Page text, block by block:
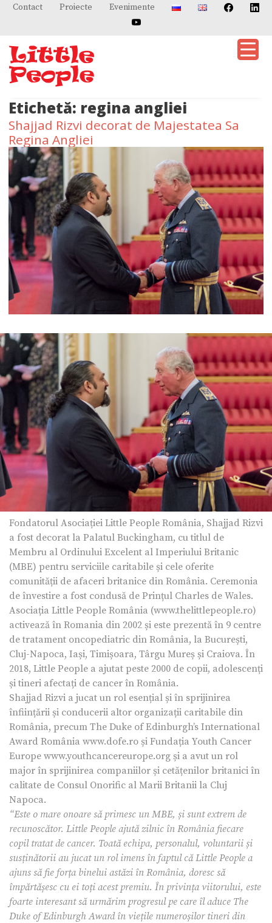
SkipContact Proiecte Evenimente
Etichetă: regina angliei
Shajjad Rizvi decorat de Majestatea Sa
Regina Angliei
Fondatorul Asociației Little People România, Shajjad Rizvi
a fost decorat la Palatul Buckingham, cu titlul de
Membru al Ordinului Excelent al Imperiului Britanic
(MBE) pentru serviciile caritabile și cele oferite
comunității de afaceri britanice din România. Ceremonia
de învestire a fost condusă de Prințul Charles de Wales.
Asociația Little People România (www.thelittlepeople.ro)
activează în Romania din 2002 și este prezentă în 9 centre
de tratament oncopediatric din România, la București,
Cluj-Napoca, Iași, Timișoara, Târgu Mureș și Craiova. În
2018, Little People a ajutat peste 2000 de copii, adolescenți
și tineri afectați de cancer în România.
Shajjad Rizvi a jucat un rol esențial și în sprijinirea
înființării și conducerii altor organizații caritabile din
România, precum The Duke of Edinburgh’s International
Award România www.dofe.ro și Fundația Youth Cancer
Europe www.youthcancereurope.org și a avut un rol
major în sprijinirea companiilor și cetățenilor britanici în
calitate de Consul Onorific al Marii Britanii la Cluj
Napoca.
“Este o mare onoare să primesc un MBE, și sunt extrem de
recunoscător. Little People ajută zilnic în România fiecare
copil tratat de cancer. Toată echipa, personalul, voluntarii și
susținătorii au jucat un rol imens în faptul că Little People a
ajuns să fie forța binelui astăzi în România, doresc să
împărtășesc cu ei toți acest premiu. În privința viitorului, este
foarte interesant să urmărim progresul pe care îl aduce The
Duke of Edinburgh Award în viețile numeroșilor tineri din